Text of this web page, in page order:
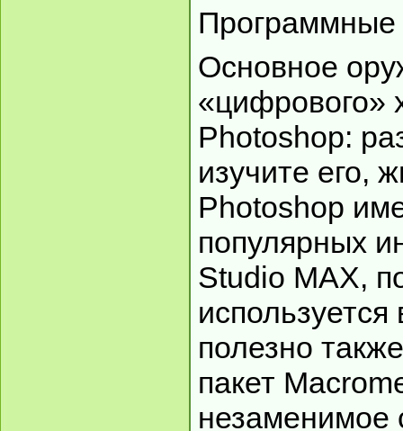
Программные
Основное
«цифрового»
Photoshop:
изучите его,
Photoshop
популярных
Studio MAX,
используется
полезно
пакет
незаменимое